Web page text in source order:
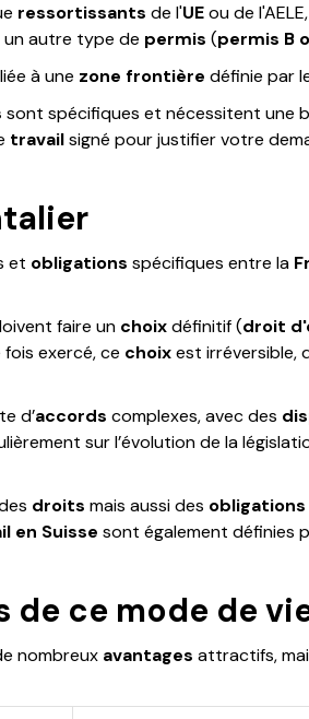
ressortissants de l'UEou de
un autre type de permis (permis B
à une zone frontière définie par
sont spécifiques et nécessitent une
travailsigné pour justifier votre
et obligations spécifiques entre la
faire un choixdéfinitif (droit
fois exercé, ce choixest irréversible,
d’accords complexes, avec des
sur l’évolution de la
droits mais aussi des obligations
en Suisse sont également définies
de ce mode de
nombreux avantages attractifs,